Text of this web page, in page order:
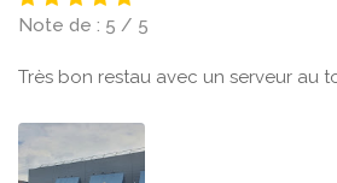
Note de : 5 / 5
Très bon restau avec un serveur au